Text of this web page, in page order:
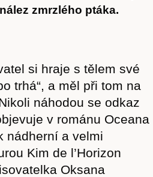
zmrzlého ptáka.
si hraje s tělem své
trhá“, a měl při tom na
náhodou se odkaz
v románu Oceana
nádherní a velmi
Kim de l’Horizon
Oksana